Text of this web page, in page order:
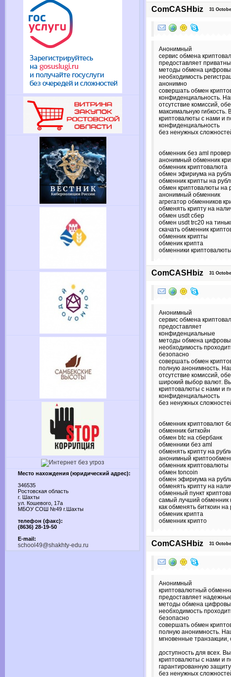
Место нахождения (юридический адрес):
346535
Ростовская область
г. Шахты
ул. Кошевого, 17а
МБОУ СОШ №49 г.Шахты
телефон (факс):
(8636) 28-19-50
E-mail:
school49@shakhty-edu.ru
ComCASHbiz 31
Анонимный
сервис обмена
предоставляет
методы обмена
необходимость
анонимно
совершать обмен
конфиденциальность.
отсутствие комиссий,
максимальную
криптовалюты с нами и
конфиденциальность
без ненужных
обменник без aml
анонимный обменник
обменник криптовалюта
обмен эфириума на
обменник крипты на
обмен криптовалюты на
анонимный обменник
агрегатор обменников
обменять крипту на
обмен usdt сбер
обмен usdt trc20 на
скачать обменник
обменник крипты
обменик крипта
обменники криптовалюты
ComCASHbiz 31
Анонимный
сервис обмена
предоставляет
конфиденциальные
методы обмена
необходимость
безопасно
совершать обмен
полную анонимность.
отсутствие комиссий,
широкий выбор валют.
криптовалюты с нами и
конфиденциальность
без ненужных
обменник криптовалют
обменник биткойн
обмен btc на сбербанк
обменники без aml
обменять крипту на
анонимный
обменник криптовалюты
обмен toncoin
обмен эфириума на
обменять крипту на
обменный пункт
самый лучший обменник
как обменять биткоин на
обменик крипта
обменник крипто
ComCASHbiz 31
Анонимный
криптовалютный
предоставляет
методы обмена
необходимость
безопасно
совершать обмен
полную анонимность.
мгновенные транзакции,
доступность для всех.
криптовалюты с нами и
гарантированную защиту
без ненужных